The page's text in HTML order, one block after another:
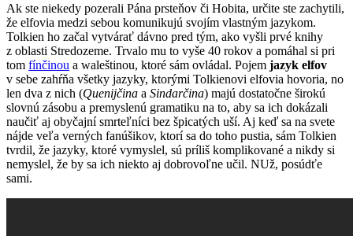
Ak ste niekedy pozerali Pána prsteňov či Hobita, určite ste zachytili,
že elfovia medzi sebou komunikujú svojím vlastným jazykom.
Tolkien ho začal vytvárať dávno pred tým, ako vyšli prvé knihy
z oblasti Stredozeme. Trvalo mu to vyše 40 rokov a pomáhal si pri
tom fínčinou a waleštinou, ktoré sám ovládal. Pojem jazyk elfov
v sebe zahŕňa všetky jazyky, ktorými Tolkienovi elfovia hovoria, no
len dva z nich (Quenijčina a Sindarčina) majú dostatočne širokú
slovnú zásobu a premyslenú gramatiku na to, aby sa ich dokázali
naučiť aj obyčajní smrteľníci bez špicatých uší. Aj keď sa na svete
nájde veľa verných fanúšikov, ktorí sa do toho pustia, sám Tolkien
tvrdil, že jazyky, ktoré vymyslel, sú príliš komplikované a nikdy si
nemyslel, že by sa ich niekto aj dobrovoľne učil. NUž, posúdťe
sami.